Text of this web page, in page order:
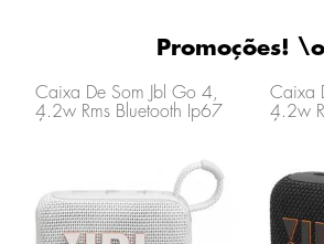
Promoções!
Caixa De Som Jbl Go 4,
4.2w Rms Bluetooth Ip67
Caixa
4.2w